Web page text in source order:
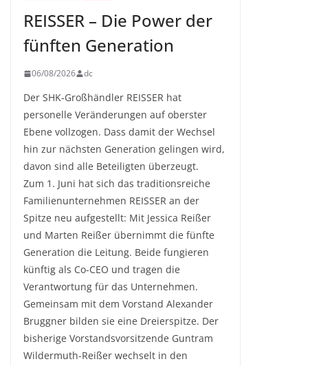
REISSER – Die Power der
fünften Generation
06/08/2026 dc
Der SHK-Großhändler REISSER hat
personelle Veränderungen auf oberster
Ebene vollzogen. Dass damit der Wechsel
hin zur nächsten Generation gelingen wird,
davon sind alle Beteiligten überzeugt.
Zum 1. Juni hat sich das traditionsreiche
Familienunternehmen REISSER an der
Spitze neu aufgestellt: Mit Jessica Reißer
und Marten Reißer übernimmt die fünfte
Generation die Leitung. Beide fungieren
künftig als Co-CEO und tragen die
Verantwortung für das Unternehmen.
Gemeinsam mit dem Vorstand Alexander
Bruggner bilden sie eine Dreierspitze. Der
bisherige Vorstandsvorsitzende Guntram
Wildermuth-Reißer wechselt in den